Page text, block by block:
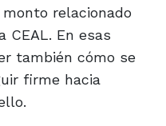
relacionado
En esas
también cómo se
firme hacia